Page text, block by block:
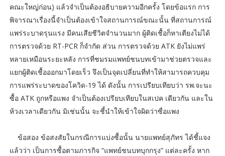
คณะใหญ่ก่อน) แล้วจำเป็นต้องอธิบายความอีกครั้ง โดยข้อแรก การ
พิจารณาเรื่องนี้จำเป็นต้องเข้าใจสถานการณ์ขณะนั้น ที่สถานการณ์
แพร่ระบาดรุนแรง มีคนเสียชีวิตจำนวนมาก ผู้ติดเชื้อก็หาเตียงไม่ได้
การตรวจด้วย RT-PCR ก็จำกัด ส่วน การตรวจด้วย ATK ยังไม่แพร่
หลายเหมือนระยะหลัง การที่ชมรมแพทย์ชนบทเข้ามาช่วยตรวจและ
แยกผู้ติดเชื้อออกมาโดยเร็ว จึงเป็นจุดเปลี่ยนที่ทำให้สามารถควบคุม
การแพร่ระบาดของโควิด-19 ได้ ดังนั้น การเปรียบเทียบว่า รพ.จะนะ
ซื้อ ATK ถูกหรือแพง จำเป็นต้องเปรียบเทียบในสเปค เดียวกัน และใน
ห้วงเวลาเดียวกัน มิเช่นนั้น จะชี้นำให้เข้าใจผิดว่าซื่อแพง
ข้อสอง ข้อสงสัยในกรณีการแบ่งซื้อนั้น นายแพทย์สุภัทร ได้ชี้แจง
แล้วว่า เป็นการซื้อตามภารกิจ “แพทย์ชนบทบุกกรุง” แต่ละครั้ง หาก